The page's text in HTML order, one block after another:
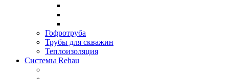
Гофротруба
Трубы для скважин
Теплоизоляция
Системы Rehau